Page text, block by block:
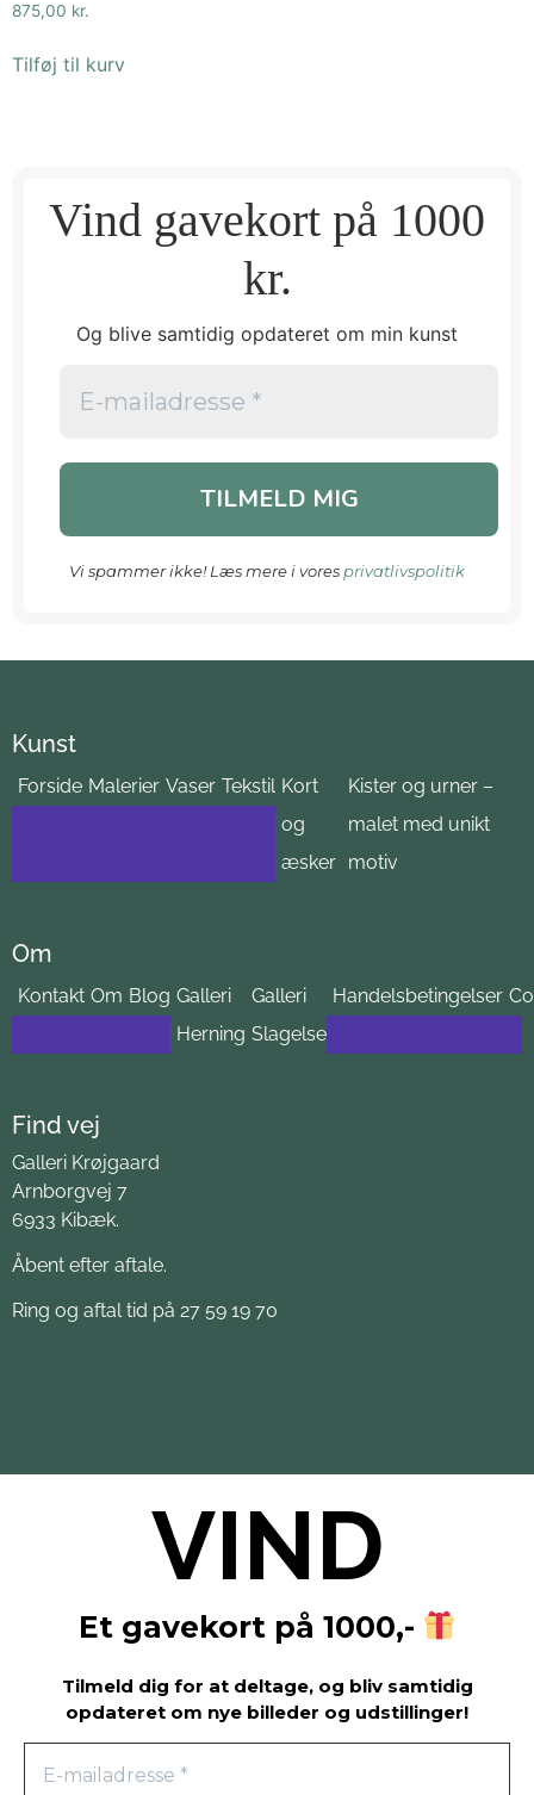
875,00 kr.
Tilføj til kurv
Vind gavekort på 1000
kr.
Og blive samtidig opdateret om min kunst
Vi spammer ikke! Læs mere i voresprivatlivspolitik
Kunst
Forside Malerier Vaser Tekstil Kort
og
æsker
Kister og urner –
malet med unikt
motiv
Om
Kontakt Om Blog Galleri
Herning
Galleri
Slagelse
Handelsbetingelser
Find vej
Galleri Krøjgaard
Arnborgvej 7
6933 Kibæk.
Åbent efter aftale.
Ring og aftal tid på 27 59 19 70
VIND
Et gavekort på 1000,-
Tilmeld dig for at deltage, og bliv samtidig
opdateret om nye billeder og udstillinger!